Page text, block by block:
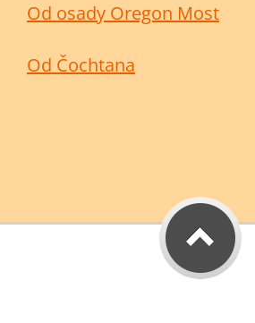
Od osady Oregon Most
Od Čochtana